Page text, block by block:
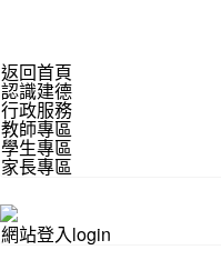
返回首頁
認識建德
行政服務
教師專區
學生專區
家長專區
網站登入login